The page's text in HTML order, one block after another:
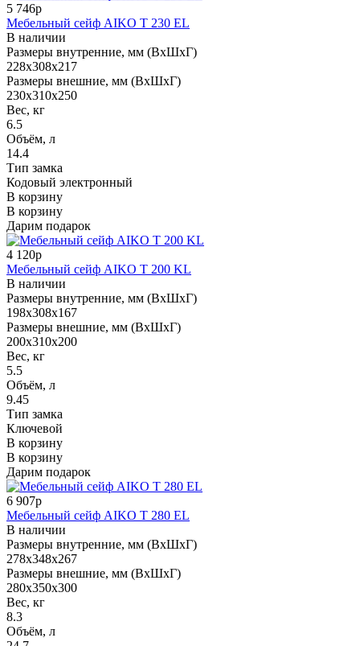
5 746р
Мебельный сейф AIKO T 230 EL
В наличии
Размеры внутренние, мм (ВхШхГ)
228x308x217
Размеры внешние, мм (ВхШхГ)
230x310x250
Вес, кг
6.5
Объём, л
14.4
Тип замка
Кодовый электронный
В корзину
В корзину
Дарим подарок
4 120р
Мебельный сейф AIKO T 200 KL
В наличии
Размеры внутренние, мм (ВхШхГ)
198x308x167
Размеры внешние, мм (ВхШхГ)
200x310x200
Вес, кг
5.5
Объём, л
9.45
Тип замка
Ключевой
В корзину
В корзину
Дарим подарок
6 907р
Мебельный сейф AIKO T 280 EL
В наличии
Размеры внутренние, мм (ВхШхГ)
278x348x267
Размеры внешние, мм (ВхШхГ)
280x350x300
Вес, кг
8.3
Объём, л